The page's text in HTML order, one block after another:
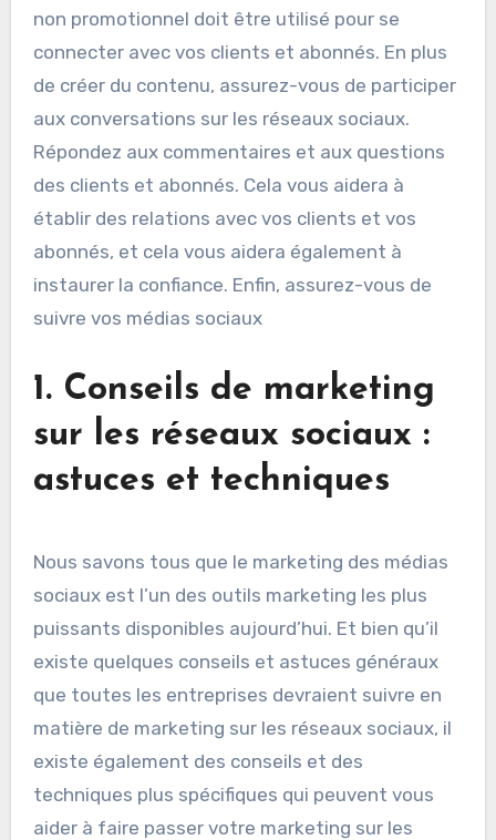
non promotionnel doit être utilisé pour se
connecter avec vos clients et abonnés. En plus
de créer du contenu, assurez-vous de participer
aux conversations sur les réseaux sociaux.
Répondez aux commentaires et aux questions
des clients et abonnés. Cela vous aidera à
établir des relations avec vos clients et vos
abonnés, et cela vous aidera également à
instaurer la confiance. Enfin, assurez-vous de
suivre vos médias sociaux
1. Conseils de marketing
sur les réseaux sociaux :
astuces et techniques
Nous savons tous que le marketing des médias
sociaux est l’un des outils marketing les plus
puissants disponibles aujourd’hui. Et bien qu’il
existe quelques conseils et astuces généraux
que toutes les entreprises devraient suivre en
matière de marketing sur les réseaux sociaux, il
existe également des conseils et des
techniques plus spécifiques qui peuvent vous
aider à faire passer votre marketing sur les